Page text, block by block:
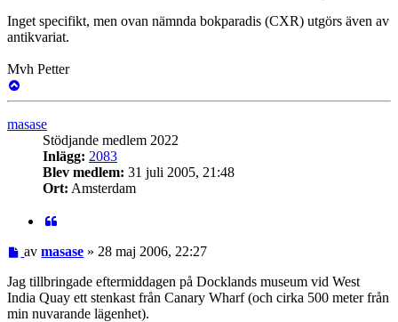
Inget specifikt, men ovan nämnda bokparadis (CXR) utgörs även av
antikvariat.
Mvh Petter
masase
Stödjande medlem 2022
Inlägg: 2083
Blev medlem: 31 juli 2005, 21:48
Ort: Amsterdam
Inlägg
avmasase » 28 maj 2006, 22:27
Jag tillbringade eftermiddagen på Docklands museum vid West
India Quay ett stenkast från Canary Wharf (och cirka 500 meter från
min nuvarande lägenhet).